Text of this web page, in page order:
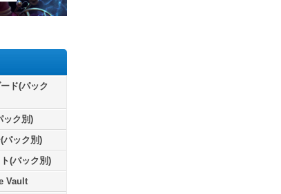
ド(パック
ック別)
パック別)
(パック別)
Vault